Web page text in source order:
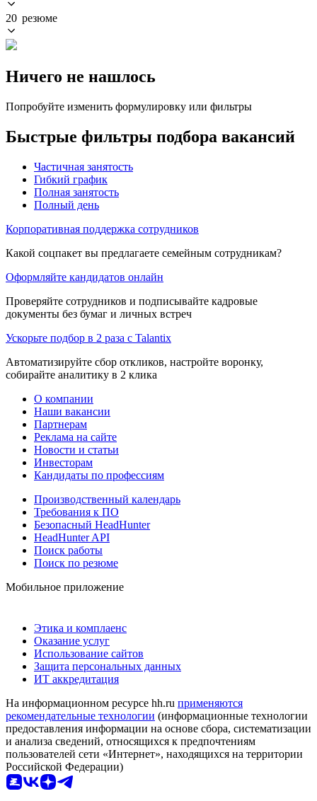
20 резюме
Ничего не нашлось
Попробуйте изменить формулировку или фильтры
Быстрые фильтры подбора вакансий
Частичная занятость
Гибкий график
Полная занятость
Полный день
Корпоративная поддержка сотрудников
Какой соцпакет вы предлагаете семейным сотрудникам?
Оформляйте кандидатов онлайн
Проверяйте сотрудников и подписывайте кадровые
документы без бумаг и личных встреч
Ускорьте подбор в 2 раза с Talantix
Автоматизируйте сбор откликов, настройте воронку,
собирайте аналитику в 2 клика
О компании
Наши вакансии
Партнерам
Реклама на сайте
Новости и статьи
Инвесторам
Кандидаты по профессиям
Производственный календарь
Требования к ПО
Безопасный HeadHunter
HeadHunter API
Поиск работы
Поиск по резюме
Мобильное приложение
Этика и комплаенс
Оказание услуг
Использование сайтов
Защита персональных данных
ИТ аккредитация
На информационном ресурсе hh.ru применяются
рекомендательные технологии (информационные технологии
предоставления информации на основе сбора, систематизации
и анализа сведений, относящихся к предпочтениям
пользователей сети «Интернет», находящихся на территории
Российской Федерации)